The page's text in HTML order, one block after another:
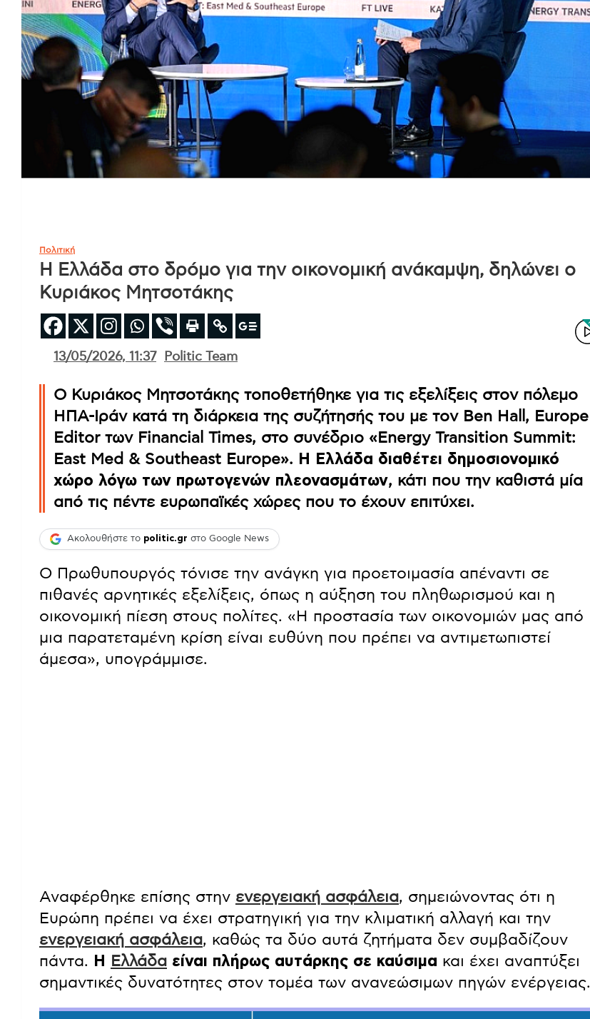
Πολιτική
Η Ελλάδα στο δρόμο για την οικονομική ανάκαμψη, δηλώνει ο
Κυριάκος Μητσοτάκης
13/05/2026, 11:37 Politic Team
Ο Κυριάκος Μητσοτάκης τοποθετήθηκε για τις εξελίξεις στον πόλεμο
ΗΠΑ-Ιράν κατά τη διάρκεια της συζήτησής του με τον Ben Hall, Europe
Editor των Financial Times, στο συνέδριο «Energy Transition Summit:
East Med & Southeast Europe». Η Ελλάδα διαθέτει δημοσιονομικό
χώρο λόγω των πρωτογενών πλεονασμάτων, κάτι που την καθιστά μία
από τις πέντε ευρωπαϊκές χώρες που το έχουν επιτύχει.
Ακολουθήστε το politic.gr στο Google News
Ο Πρωθυπουργός τόνισε την ανάγκη για προετοιμασία απέναντι σε
πιθανές αρνητικές εξελίξεις, όπως η αύξηση του πληθωρισμού και η
οικονομική πίεση στους πολίτες. «Η προστασία των οικονομιών μας από
μια παρατεταμένη κρίση είναι ευθύνη που πρέπει να αντιμετωπιστεί
άμεσα», υπογράμμισε.
Αναφέρθηκε επίσης στην ενεργειακή ασφάλεια, σημειώνοντας ότι η
Ευρώπη πρέπει να έχει στρατηγική για την κλιματική αλλαγή και την
ενεργειακή ασφάλεια, καθώς τα δύο αυτά ζητήματα δεν συμβαδίζουν
πάντα.
Η Ελλάδα είναι πλήρως αυτάρκης σε καύσιμα και έχει αναπτύξει
σημαντικές δυνατότητες στον τομέα των ανανεώσιμων πηγών ενέργειας.